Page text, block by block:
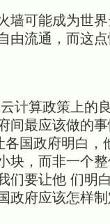
墙可能成为世
由流通，而这
计算政策上的
间最应该做的
国政府明白
块，而非一个
们要让他 们明
政府应该怎样